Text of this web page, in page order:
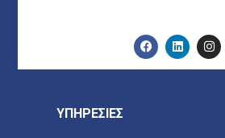
ΥΠΗΡΕΣΙΕΣ